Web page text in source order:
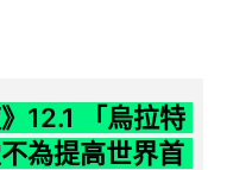
12.1 「烏拉特
為提高世界首